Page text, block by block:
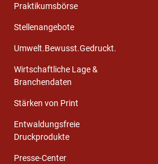
Praktikumsbörse
Stellenangebote
Umwelt.Bewusst.Gedruckt.
Wirtschaftliche Lage &
Branchendaten
Stärken von Print
Entwaldungsfreie
Druckprodukte
Presse-Center